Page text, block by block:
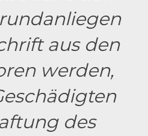
aus den
werden,
des